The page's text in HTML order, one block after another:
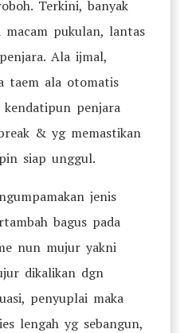
Terkini, banyak
pukulan, lantas
Ala ijmal,
taem ala otomatis
penjara
& yg memastikan
siap unggul.
jenis
bagus pada
nun mujur yakni
dikalikan dgn
penyuplai maka
lengah yg sebangun,